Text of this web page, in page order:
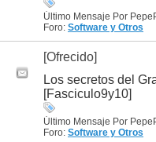
Último Mensaje Por
Foro: Software y Otros
[Ofrecido]
Los secretos del
[Fasciculo9y10]
Último Mensaje Por
Foro: Software y Otros